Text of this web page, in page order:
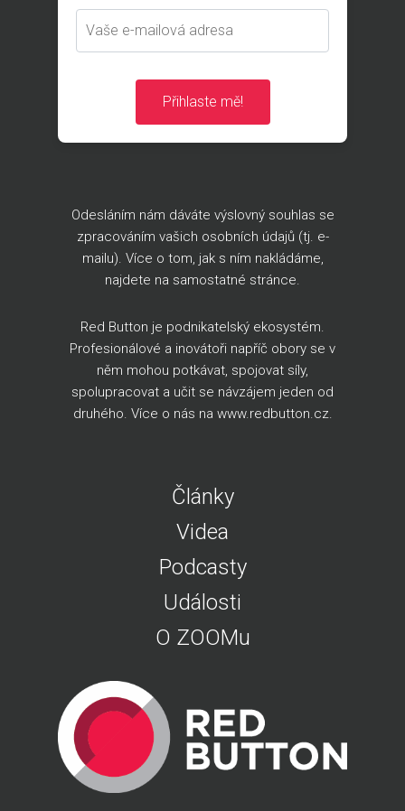
Přihlaste mě!
Odesláním nám dáváte výslovný souhlas se
zpracováním vašich osobních údajů (tj. e-
mailu). Více o tom, jak s ním nakládáme,
najdete na samostatné stránce.
Red Button je podnikatelský ekosystém.
Profesionálové a inovátoři napříč obory se v
něm mohou potkávat, spojovat síly,
spolupracovat a učit se návzájem jeden od
druhého. Více o nás na www.redbutton.cz.
Články
Videa
Podcasty
Události
O ZOOMu